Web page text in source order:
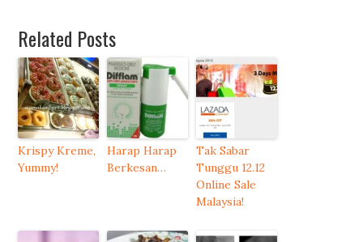
Related Posts
Krispy Kreme,
Yummy!
Harap Harap
Berkesan…
Tak Sabar
Tunggu 12.12
Online Sale
Malaysia!